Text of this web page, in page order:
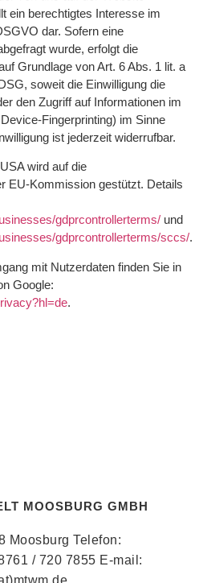
ein berechtigtes Interesse im
dar. Sofern eine
wurde, erfolgt die
Grundlage von Art. 6 Abs. 1 lit. a
soweit die Einwilligung die
den Zugriff auf Informationen im
Fingerprinting) im Sinne
ist jederzeit widerrufbar.
wird auf die
EU-Kommission gestützt. Details
gdprcontrollerterms/ und
gdprcontrollerterms/sccs/.
mit Nutzerdaten finden Sie in
Google:
.
MOOSBURG GMBH
Moosburg Telefon:
/ 720 7855 E-mail: